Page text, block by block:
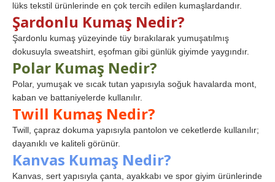
lüks tekstil ürünlerinde en çok tercih edilen kumaşlardandır.
Şardonlu Kumaş Nedir?
Şardonlu kumaş yüzeyinde tüy bırakılarak yumuşatılmış
dokusuyla sweatshirt, eşofman gibi günlük giyimde yaygındır.
Polar Kumaş Nedir?
Polar, yumuşak ve sıcak tutan yapısıyla soğuk havalarda mont,
kaban ve battaniyelerde kullanılır.
Twill Kumaş Nedir?
Twill, çapraz dokuma yapısıyla pantolon ve ceketlerde kullanılır;
dayanıklı ve kaliteli görünür.
Kanvas Kumaş Nedir?
Kanvas, sert yapısıyla çanta, ayakkabı ve spor giyim ürünlerinde